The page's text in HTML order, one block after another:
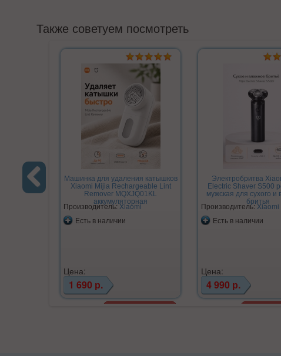
Также советуем посмотреть
Машинка для удаления катышков
Xiaomi Mijia Rechargeable Lint
Remover MQXJQ01KL
аккумуляторная
Производитель:Xiaomi
Есть в наличии
Цена:
1 690 р.
Электробритва
Electric Shaver S500
мужская для сухого и
бритья
Производитель:Xiaomi
Есть в наличии
Цена:
4 990 р.